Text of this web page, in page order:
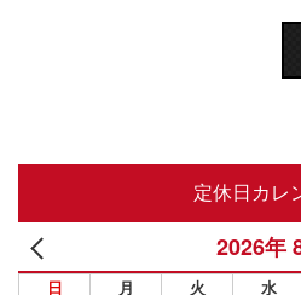
定休日カレ
2026年
日 月 火 水